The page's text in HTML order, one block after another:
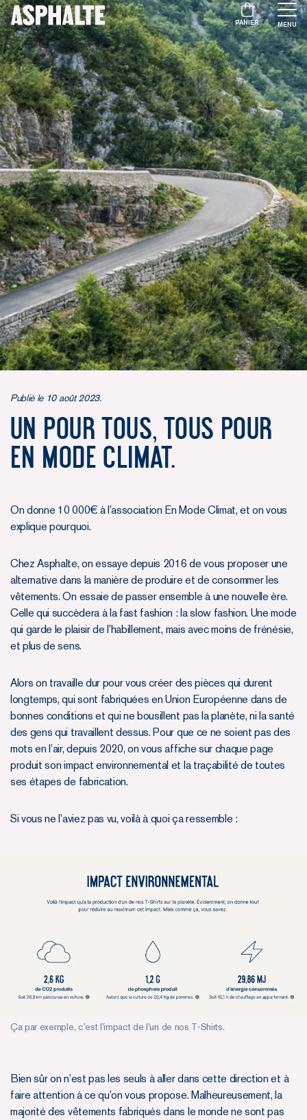
PANIER MENU
Publié le 10 août 2023.
Un pour tous, tous pour
En Mode Climat.
On donne 10 000€ à l’association En Mode Climat, et on vous
explique pourquoi.
Chez Asphalte, on essaye depuis 2016 de vous proposer une
alternative dans la manière de produire et de consommer les
vêtements. On essaie de passer ensemble à une nouvelle ère.
Celle qui succèdera à la fast fashion : la slow fashion. Une mode
qui garde le plaisir de l’habillement, mais avec moins de frénésie,
et plus de sens.
Alors on travaille dur pour vous créer des pièces qui durent
longtemps, qui sont fabriquées en Union Européenne dans de
bonnes conditions et qui ne bousillent pas la planète, ni la santé
des gens qui travaillent dessus. Pour que ce ne soient pas des
mots en l’air, depuis 2020, on vous affiche sur chaque page
produit son impact environnemental et la traçabilité de toutes
ses étapes de fabrication.
Si vous ne l’aviez pas vu, voilà à quoi ça ressemble :
Ça par exemple, c’est l’impact de l’un de nos T-Shirts.
Bien sûr on n’est pas les seuls à aller dans cette direction et à
faire attention à ce qu’on vous propose. Malheureusement, la
majorité des vêtements fabriqués dans le monde ne sont pas